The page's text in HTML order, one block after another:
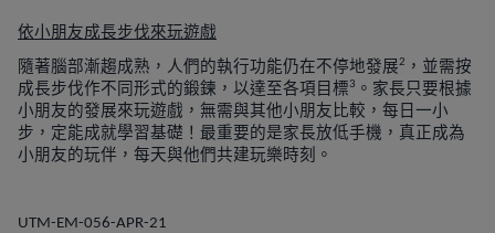
依小朋友成長步伐來玩遊戲
隨著腦部漸趨成熟，人們的執行功能仍在不停地發展2
，並需按
成長步伐作不同形式的鍛鍊，以達至各項目標3 。家長只要根據
小朋友的發展來玩遊戲，無需與其他小朋友比較，每日一小
步，定能成就學習基礎！最重要的是家長放低手機，真正成為
小朋友的玩伴，每天與他們共建玩樂時刻。
UTM-EM-056-APR-21